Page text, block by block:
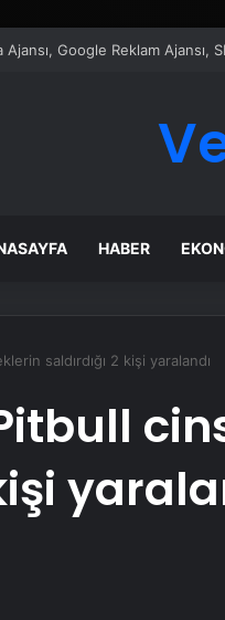
İle Akıllı Dijital Taşımacılık
HABER
saldırdığı 2 kişi yaralandı